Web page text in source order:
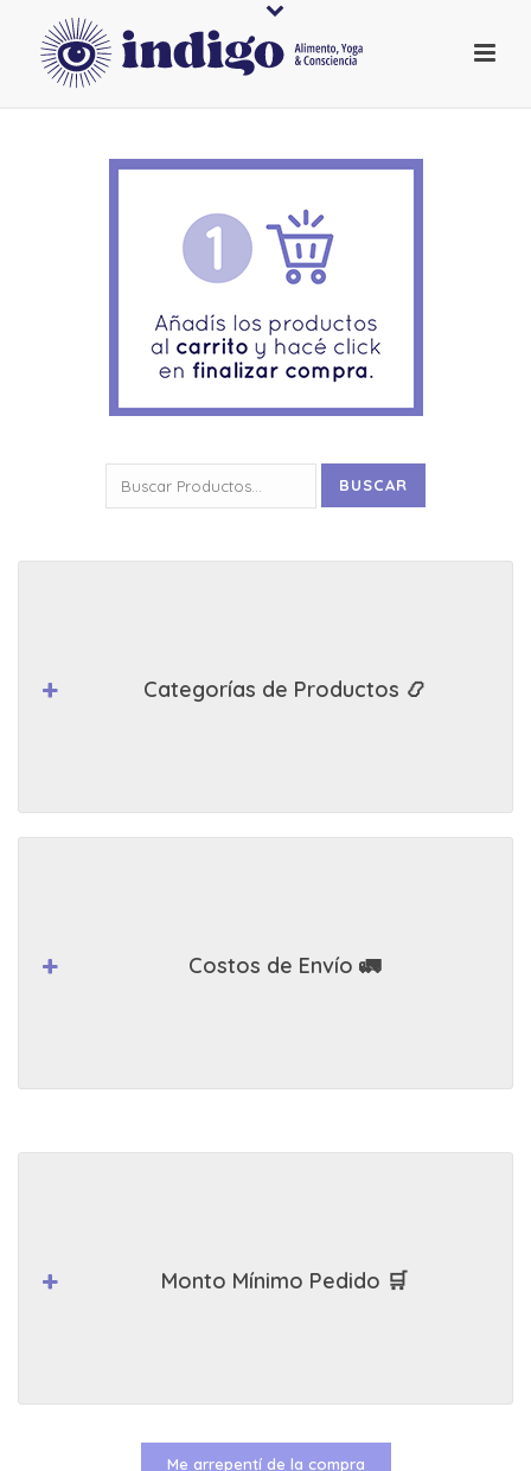
por:
BUSCAR
Categorías de Productos 📿
Costos de Envío 🚛
Monto Mínimo Pedido 🛒
Me arrepentí de la compra